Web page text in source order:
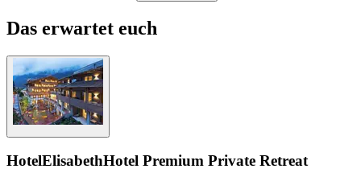
Das erwartet euch
HotelElisabethHotel Premium Private Retreat